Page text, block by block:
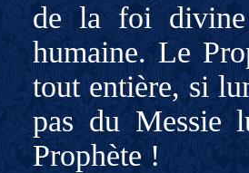
de la foi divine
humaine. Le
tout entière, si
pas du Messie
Prophète !